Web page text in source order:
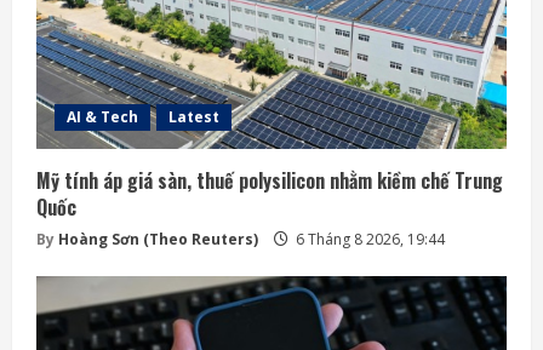
AI & Tech Latest
Mỹ tính áp giá sàn, thuế polysilicon nhằm kiềm chế Trung
Quốc
By Hoàng Sơn (Theo Reuters) 6 Tháng 8 2026, 19:44